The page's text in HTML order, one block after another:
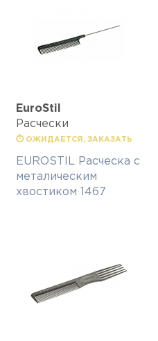
EuroStil
Расчески
⏱ ОЖИДАЕТСЯ, ЗАКАЗАТЬ
EUROSTIL Расческа с
металическим
хвостиком 1467